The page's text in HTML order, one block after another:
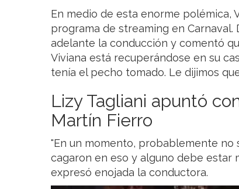
En medio de esta enorme polémica,
programa de streaming en Carnaval.
adelante la conducción y comentó
Viviana está recuperándose en su
tenía el pecho tomado. Le dijimos
Lizy Tagliani apuntó
Martín Fierro
"En un momento, probablemente no
cagaron en eso y alguno debe estar
expresó enojada la conductora.